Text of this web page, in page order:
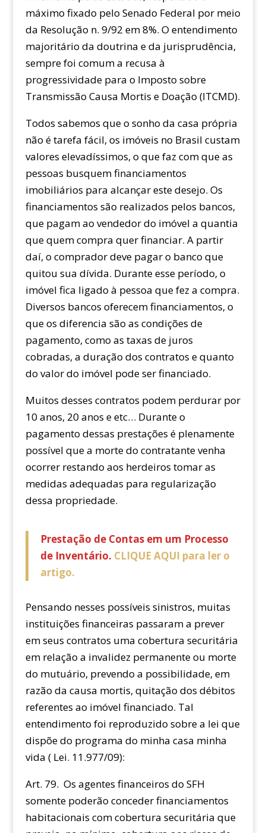
máximo fixado pelo Senado Federal por meio
da Resolução n. 9/92 em 8%. O entendimento
majoritário da doutrina e da jurisprudência,
sempre foi comum a recusa à
progressividade para o Imposto sobre
Transmissão Causa Mortis e Doação (ITCMD).
Todos sabemos que o sonho da casa própria
não é tarefa fácil, os imóveis no Brasil custam
valores elevadíssimos, o que faz com que as
pessoas busquem financiamentos
imobiliários para alcançar este desejo. Os
financiamentos são realizados pelos bancos,
que pagam ao vendedor do imóvel a quantia
que quem compra quer financiar. A partir
daí, o comprador deve pagar o banco que
quitou sua dívida. Durante esse período, o
imóvel fica ligado à pessoa que fez a compra.
Diversos bancos oferecem financiamentos, o
que os diferencia são as condições de
pagamento, como as taxas de juros
cobradas, a duração dos contratos e quanto
do valor do imóvel pode ser financiado.
Muitos desses contratos podem perdurar por
10 anos, 20 anos e etc… Durante o
pagamento dessas prestações é plenamente
possível que a morte do contratante venha
ocorrer restando aos herdeiros tomar as
medidas adequadas para regularização
dessa propriedade.
Prestação de Contas em um Processo
de Inventário. CLIQUE AQUI para ler o
artigo.
Pensando nesses possíveis sinistros, muitas
instituições financeiras passaram a prever
em seus contratos uma cobertura securitária
em relação a invalidez permanente ou morte
do mutuário, prevendo a possibilidade, em
razão da causa mortis, quitação dos débitos
referentes ao imóvel financiado. Tal
entendimento foi reproduzido sobre a lei que
dispõe do programa do minha casa minha
vida ( Lei. 11.977/09):
Art. 79. Os agentes financeiros do SFH
somente poderão conceder financiamentos
habitacionais com cobertura securitária que